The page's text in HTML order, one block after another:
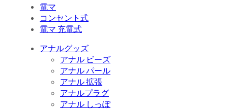
電マ
コンセント式
電マ 充電式
アナルグッズ
アナル ビーズ
アナル パール
アナル 拡張
アナルプラグ
アナル しっぽ